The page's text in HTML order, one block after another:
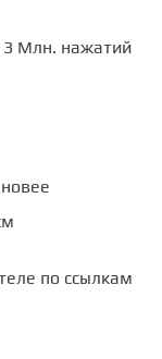
3 Млн. нажатий
по ссылкам